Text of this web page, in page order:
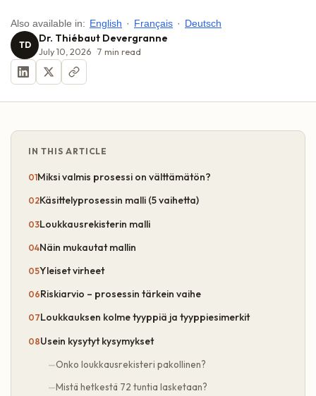
Also available in: English · Français · Deutsch
TD Dr. Thiébaut Devergranne
July 10, 2026 7 min read
IN THIS ARTICLE
Miksi valmis prosessi on välttämätön?
Käsittelyprosessin malli (5 vaihetta)
Loukkausrekisterin malli
Näin mukautat mallin
Yleiset virheet
Riskiarvio – prosessin tärkein vaihe
Loukkauksen kolme tyyppiä ja tyyppiesimerkit
Usein kysytyt kysymykset
Onko loukkausrekisteri pakollinen?
Mistä hetkestä 72 tuntia lasketaan?